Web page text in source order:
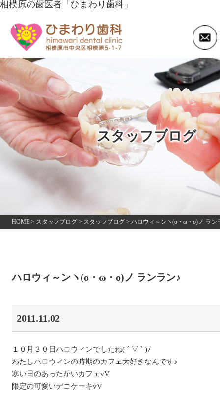
相模原の歯医者「ひまわり歯科」
スタッフブログ
HOME> スタッフブログ> スタッフブログ> ハロウィ～ンヽ(o・ω・o)ノ ラン
ハロウィ～ンヽ(o・ω・o)ノ ランラン♪
2011.11.02
１０月３０日ハロウィンでしたね( ´ ▽ ` )ﾉ
わたしハロウィンの時期のカフェ大好きなんです♪
寒い日のあったかいカフェvV
限定の可愛いデコケーキvV